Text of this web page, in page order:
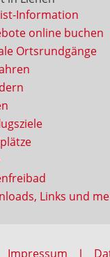
Information
online buchen
Ortsrundgänge
Links und
Impressum